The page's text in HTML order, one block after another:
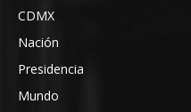
CDMX
Nación
Presidencia
Mundo